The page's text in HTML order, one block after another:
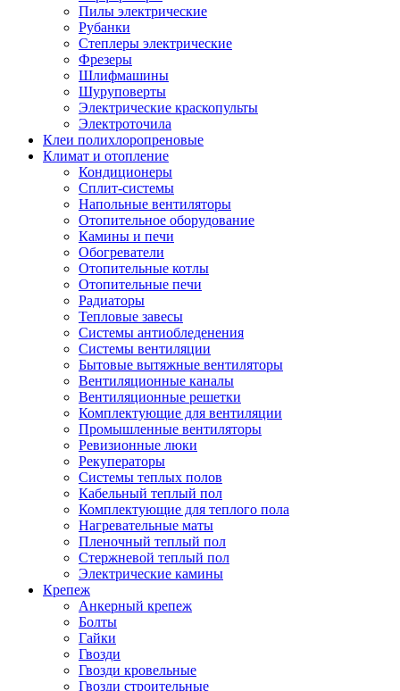
Пилы электрические
Рубанки
Степлеры электрические
Фрезеры
Шлифмашины
Шуруповерты
Электрические краскопульты
Электроточила
Клеи полихлоропреновые
Климат и отопление
Кондиционеры
Сплит-системы
Напольные вентиляторы
Отопительное оборудование
Камины и печи
Обогреватели
Отопительные котлы
Отопительные печи
Радиаторы
Тепловые завесы
Системы антиобледенения
Системы вентиляции
Бытовые вытяжные вентиляторы
Вентиляционные каналы
Вентиляционные решетки
Комплектующие для вентиляции
Промышленные вентиляторы
Ревизионные люки
Рекуператоры
Системы теплых полов
Кабельный теплый пол
Комплектующие для теплого пола
Нагревательные маты
Пленочный теплый пол
Стержневой теплый пол
Электрические камины
Крепеж
Анкерный крепеж
Болты
Гайки
Гвозди
Гвозди кровельные
Гвозди строительные